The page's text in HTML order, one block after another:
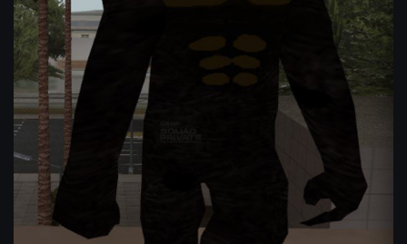
Скин бигфута
Скин бигфута из Misterix Mod. Модель скина довольно
большая ( в 1.5 раза больше обычных скинов ) и сделана в
LQ-качестве.